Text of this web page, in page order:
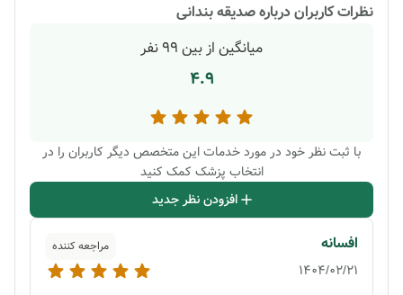
نظرات کاربران دربارهصدیقه بندانی
میانگین از بین 99 نفر
4.9
با ثبت نظر خود در مورد خدمات این متخصص دیگر کاربران را در
انتخاب پزشک کمک کنید
افزودن نظر جدید
افسانه مراجعه کننده
1404/02/21